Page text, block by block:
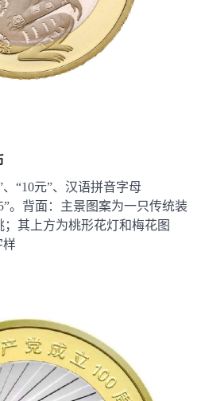
“10元”、汉语拼音字母
。背面：主景图案为一只传统装
其上方为桃形花灯和梅花图
样